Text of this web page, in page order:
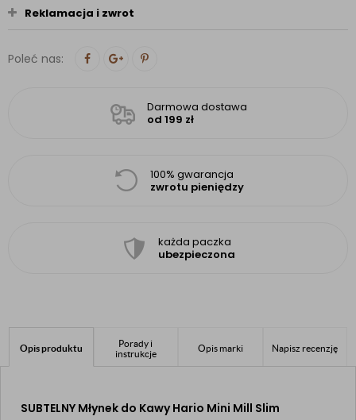
Reklamacja i zwrot
Poleć nas:
Darmowa dostawa
od 199 zł
100% gwarancja
zwrotu pieniędzy
każda paczka
ubezpieczona
Opis produktu
Porady i
instrukcje
Opis marki Napisz recenzję
SUBTELNY Młynek do Kawy Hario Mini Mill Slim